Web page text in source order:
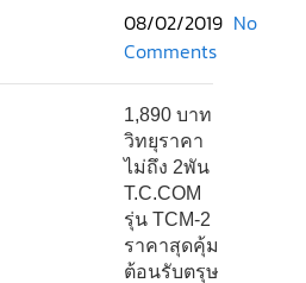
08/02/2019 No
Comments
1,890 บาท
วิทยุราคา
ไม่ถึง 2พัน
T.C.COM
รุ่น TCM-2
ราคาสุดคุ้ม
ต้อนรับตรุษ